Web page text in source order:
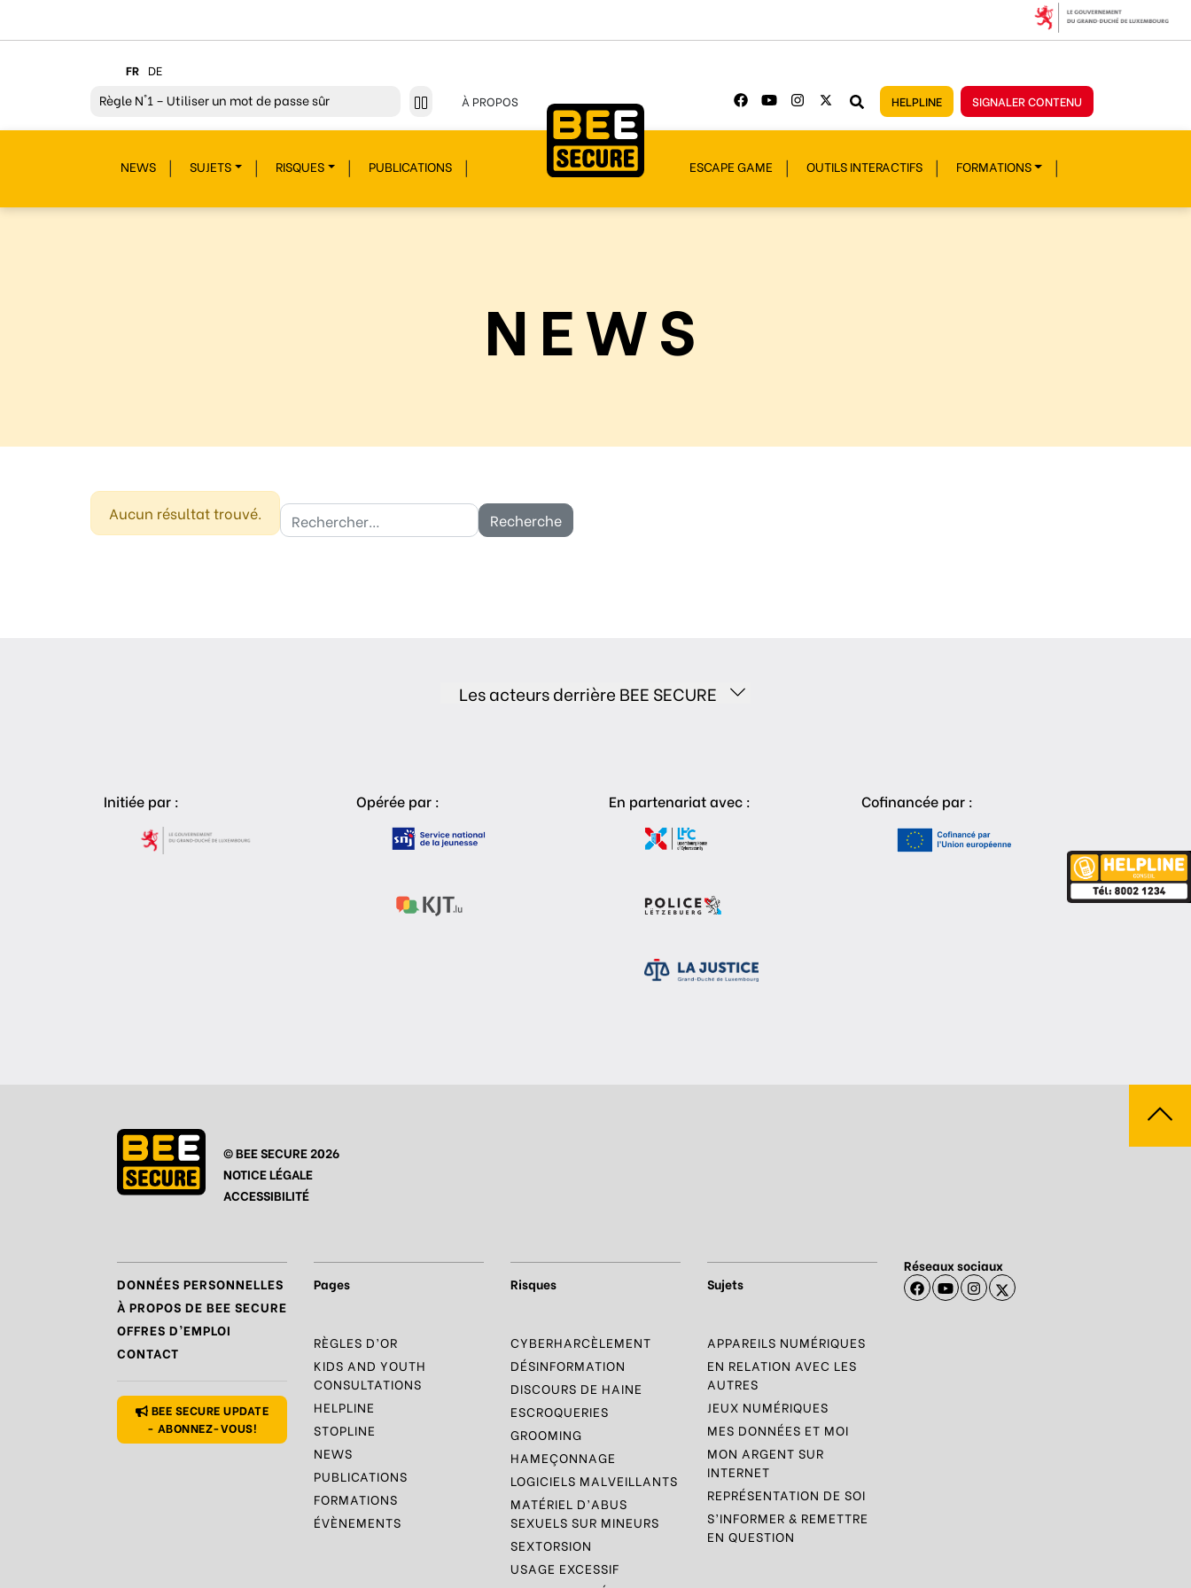
FR DE
RègleN°1 – Utiliser un mot de passe sûr
RègleN°2 – Réfléchir avant de cliquer !
RègleN°3 – Réfléchir à ce que l’on publie
RègleN°4 – Respecter les autres
À PROPOS HELPLINE SIGNALER CONTENU
NEWS SUJETS RISQUES PUBLICATIONS ESCAPE GAME OUTILS INTERACTIFS FORMATIONS
NEWS
Aucun résultat trouvé.
Rechercher :
Les acteurs derrière BEE SECURE
Initiée par : Opérée par : En partenariat avec : Cofinancée par :
© BEE SECURE 2026
NOTICE LÉGALE
ACCESSIBILITÉ
DONNÉES PERSONNELLES
À PROPOS DE BEE SECURE
OFFRES D’EMPLOI
CONTACT
BEE SECURE UPDATE
- ABONNEZ-VOUS!
Pages
RÈGLES D’OR
KIDS AND YOUTH
CONSULTATIONS
HELPLINE
STOPLINE
NEWS
PUBLICATIONS
FORMATIONS
ÉVÈNEMENTS
Risques
CYBERHARCÈLEMENT
DÉSINFORMATION
DISCOURS DE HAINE
ESCROQUERIES
GROOMING
HAMEÇONNAGE
LOGICIELS MALVEILLANTS
MATÉRIEL D’ABUS
SEXUELS SUR MINEURS
SEXTORSION
USAGE EXCESSIF
Sujets
APPAREILS NUMÉRIQUES
EN RELATION AVEC LES
AUTRES
JEUX NUMÉRIQUES
MES DONNÉES ET MOI
MON ARGENT SUR
INTERNET
REPRÉSENTATION DE SOI
S’INFORMER & REMETTRE
EN QUESTION
Réseaux sociaux